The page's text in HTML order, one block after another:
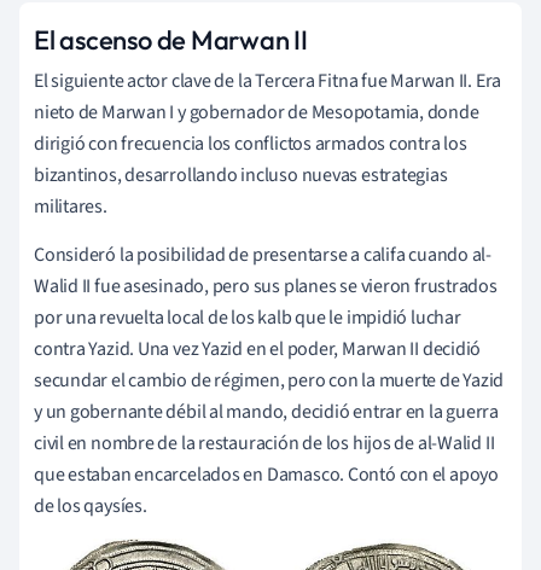
El ascenso de Marwan II
El siguiente actor clave de la Tercera Fitna fue Marwan II. Era
nieto de Marwan I y gobernador de Mesopotamia, donde
dirigió con frecuencia los conflictos armados contra los
bizantinos, desarrollando incluso nuevas estrategias
militares.
Consideró la posibilidad de presentarse a califa cuando al-
Walid II fue asesinado, pero sus planes se vieron frustrados
por una revuelta local de los kalb que le impidió luchar
contra Yazid. Una vez Yazid en el poder, Marwan II decidió
secundar el cambio de régimen, pero con la muerte de Yazid
y un gobernante débil al mando, decidió entrar en la guerra
civil en nombre de la restauración de los hijos de al-Walid II
que estaban encarcelados en Damasco. Contó con el apoyo
de los qaysíes.